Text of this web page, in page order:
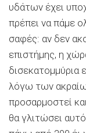
υδάτων έχει
πρέπει να πάμε
σαφές: αν δεν
επιστήμης, η
δισεκατομμύρια
λόγω των
προσαρμοστεί
θα γλιτώσει